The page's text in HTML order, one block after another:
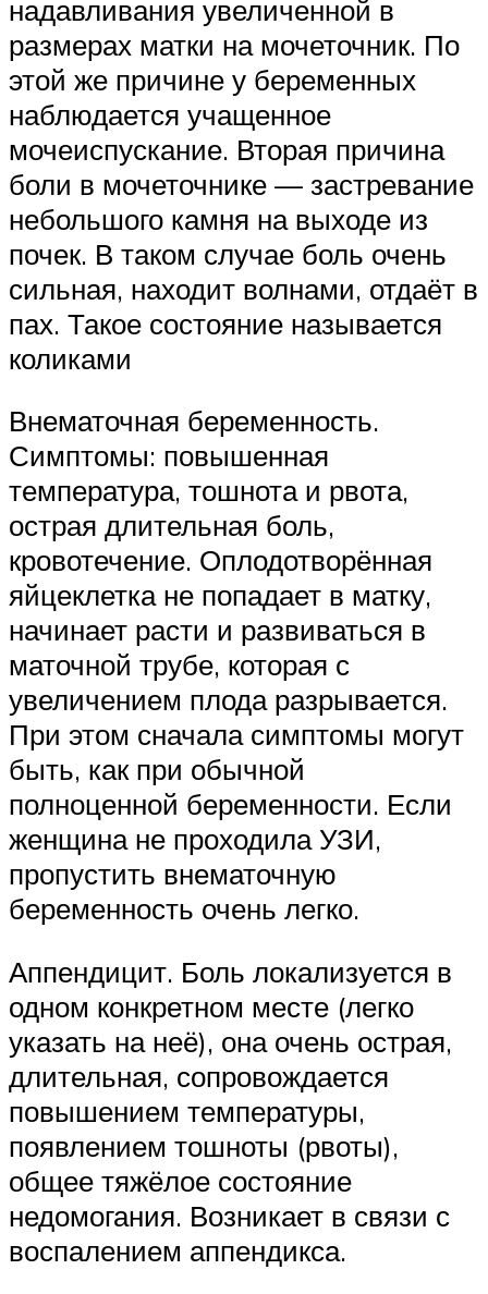
надавливания увеличенной в
размерах матки на мочеточник. По
этой же причине у беременных
наблюдается учащенное
мочеиспускание. Вторая причина
боли в мочеточнике — застревание
небольшого камня на выходе из
почек. В таком случае боль очень
сильная, находит волнами, отдаёт в
пах. Такое состояние называется
коликами
Внематочная беременность.
Симптомы: повышенная
температура, тошнота и рвота,
острая длительная боль,
кровотечение. Оплодотворённая
яйцеклетка не попадает в матку,
начинает расти и развиваться в
маточной трубе, которая с
увеличением плода разрывается.
При этом сначала симптомы могут
быть, как при обычной
полноценной беременности. Если
женщина не проходила УЗИ,
пропустить внематочную
беременность очень легко.
Аппендицит. Боль локализуется в
одном конкретном месте (легко
указать на неё), она очень острая,
длительная, сопровождается
повышением температуры,
появлением тошноты (рвоты),
общее тяжёлое состояние
недомогания. Возникает в связи с
воспалением аппендикса.